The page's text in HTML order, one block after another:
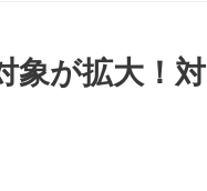
象が拡大！対